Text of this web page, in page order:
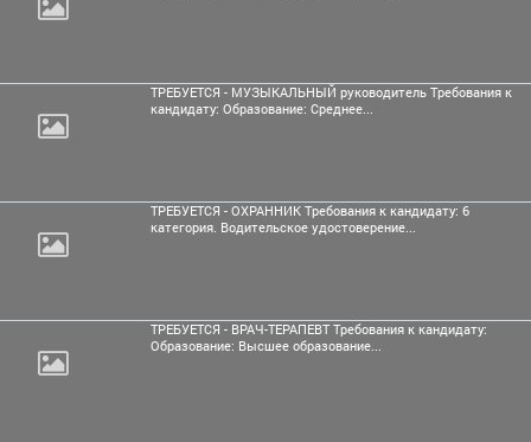
ТРЕБУЕТСЯ - МУЗЫКАЛЬНЫЙ руководитель Требования к
кандидату: Образование: Среднее...
ТРЕБУЕТСЯ - ОХРАННИК Требования к кандидату: 6
категория. Водительское удостоверение...
ТРЕБУЕТСЯ - ВРАЧ-ТЕРАПЕВТ Требования к кандидату:
Образование: Высшее образование...